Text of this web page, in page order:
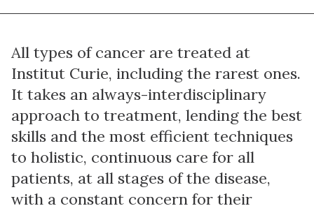
All types of cancer are treated at
Institut Curie, including the rarest ones.
It takes an always-interdisciplinary
approach to treatment, lending the best
skills and the most efficient techniques
to holistic, continuous care for all
patients, at all stages of the disease,
with a constant concern for their